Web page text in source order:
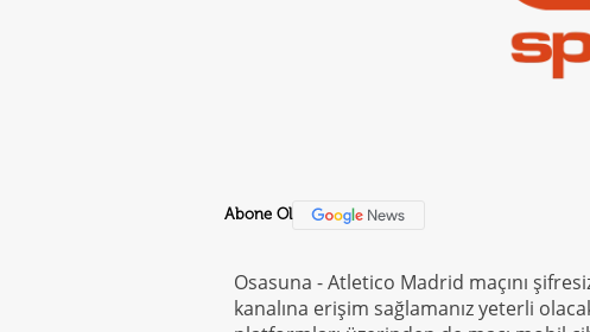
Abone Ol
Osasuna - Atletico Madrid maçını
kanalına erişim sağlamanız yeterli